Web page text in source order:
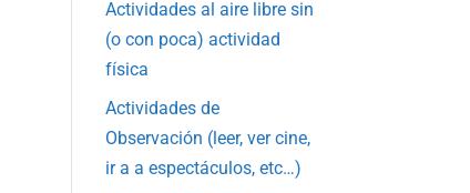
Actividades al aire libre sin
(o con poca) actividad
física
Actividades de
Observación (leer, ver cine,
ir a a espectáculos, etc…)